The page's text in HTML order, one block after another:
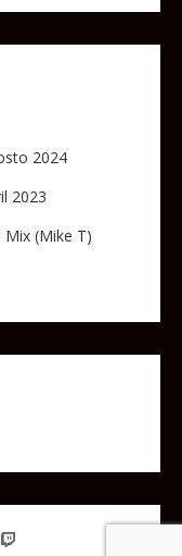
2024
2023
Mix (Mike T)